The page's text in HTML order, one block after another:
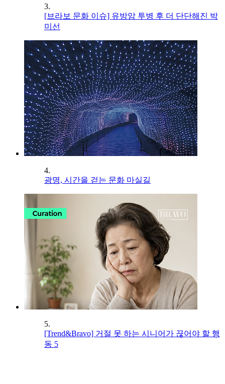
3.
[브라보 문화 이슈] 유방암 투병 후 더 단단해진 박
미선
4.
광명, 시간을 걷는 문화 마실길
5.
[Trend&Bravo] 거절 못 하는 시니어가 끊어야 할 행
동 5